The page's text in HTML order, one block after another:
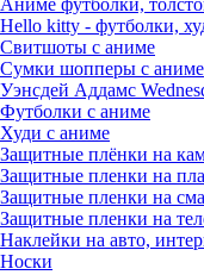
Аниме футболки,
Hello kitty - футболки,
Свитшоты с аниме
Сумки шопперы с аниме
Уэнсдей Аддамс
Футболки с аниме
Худи с аниме
Защитные плёнки на
Защитные пленки на
Защитные пленки на
Защитные пленки на
Наклейки на авто,
Носки